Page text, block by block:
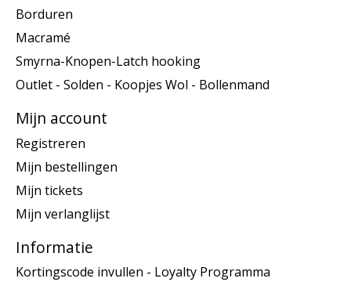
Borduren
Macramé
Smyrna-Knopen-Latch hooking
Outlet - Solden - Koopjes Wol - Bollenmand
Mijn account
Registreren
Mijn bestellingen
Mijn tickets
Mijn verlanglijst
Informatie
Kortingscode invullen - Loyalty Programma